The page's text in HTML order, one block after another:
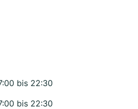
bis 22:30
bis 22:30